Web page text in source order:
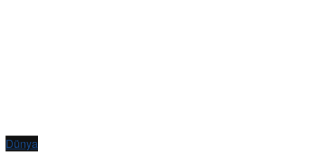
Dünya